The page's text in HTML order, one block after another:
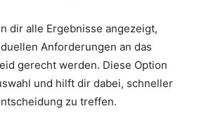
dir alle Ergebnisse angezeigt,
Anforderungen an das
gerecht werden. Diese Option
und hilft dir dabei, schneller
zu treffen.